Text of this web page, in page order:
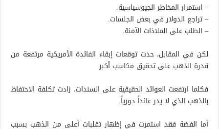
– استمرار المخاطر الجيوسياسية.
– تراجع الدولار في بعض الجلسات.
– الطلب على الملاذات الآمنة.
لكن في المقابل، حدت توقعات إبقاء الفائدة الأمريكية مرتفعة من
قدرة الذهب على تحقيق مكاسب أكبر.
فكلما ارتفعت العوائد الحقيقية على السندات، زادت تكلفة الاحتفاظ
بالذهب الذي لا يدر عائداً دورياً.
أما الفضة فقد استمرت في إظهار تقلبات أعلى من الذهب بسبب